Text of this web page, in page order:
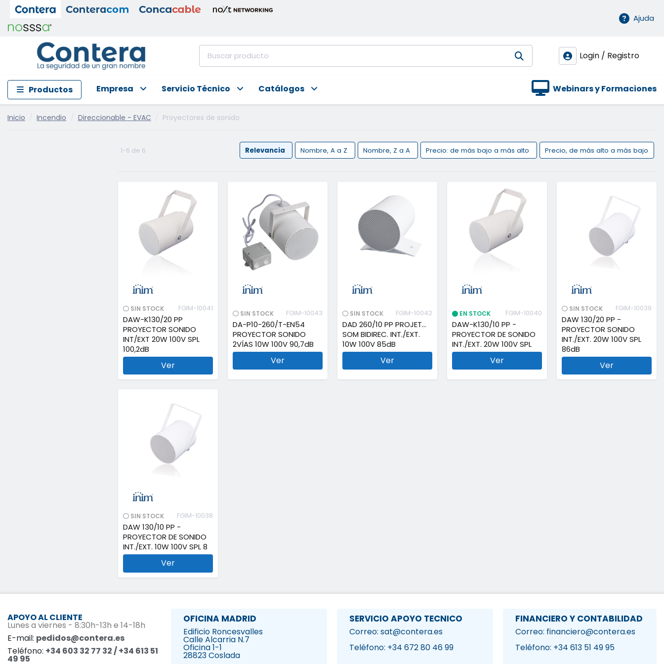
Ajuda
Login / Registro
Productos Empresa Servicio Técnico Catálogos Webinars y Formaciones
Inicio Incendio Direccionable - EVAC Proyectores de sonido
1-6 de 6 Relevancia Nombre, A a Z Nombre, Z a A Precio: de más bajo a más alto Precio, de más alto a más bajo
SIN STOCK FGIM-10041
DAW-K130/20 PP
PROYECTOR SONIDO
INT/EXT 20W 100V SPL
100,2dB
Ver
SIN STOCK FGIM-10043
DA-P10-260/T-EN54
PROYECTOR SONIDO
2VÍAS 10W 100V 90,7dB
Ver
SIN STOCK FGIM-10042
DAD 260/10 PP PROJETOR
SOM BIDIREC. INT./EXT.
10W 100V 85dB
Ver
EN STOCK FGIM-10040
DAW-K130/10 PP -
PROYECTOR DE SONIDO
INT./EXT. 20W 100V SPL
Ver
SIN STOCK FGIM-10039
DAW 130/20 PP -
PROYECTOR SONIDO
INT./EXT. 20W 100V SPL
86dB
Ver
SIN STOCK FGIM-10038
DAW 130/10 PP -
PROYECTOR DE SONIDO
INT./EXT. 10W 100V SPL 8
Ver
APOYO AL CLIENTE
Lunes a viernes - 8:30h-13h e 14-18h
E-mail: pedidos@contera.es
Teléfono: +34 603 32 77 32 / +34 613 51
49 95
OFICINA MADRID
Edificio Roncesvalles
Calle Alcarria N.7
Oficina 1-1
28823 Coslada
SERVICIO APOYO TECNICO
Correo: sat@contera.es
Teléfono: +34 672 80 46 99
FINANCIERO Y CONTABILIDAD
Correo: financiero@contera.es
Teléfono: +34 613 51 49 95